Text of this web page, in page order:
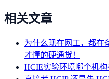
相关文章
为什么现在网工，都在
才懂的硬通货！
HCIE实验环境哪个机构